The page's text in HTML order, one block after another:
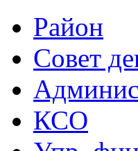
Район
Совет
КСО